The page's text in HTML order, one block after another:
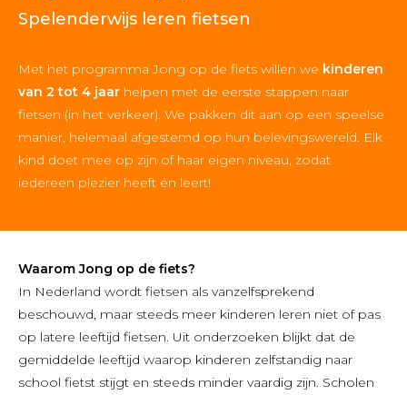
Spelenderwijs leren fietsen
Met het programma Jong op de fiets willen we kinderen
van 2 tot 4 jaar helpen met de eerste stappen naar
fietsen (in het verkeer). We pakken dit aan op een speelse
manier, helemaal afgestemd op hun belevingswereld. Elk
kind doet mee op zijn of haar eigen niveau, zodat
iedereen plezier heeft én leert!
Waarom Jong op de fiets?
In Nederland wordt fietsen als vanzelfsprekend
beschouwd, maar steeds meer kinderen leren niet of pas
op latere leeftijd fietsen. Uit onderzoeken blijkt dat de
gemiddelde leeftijd waarop kinderen zelfstandig naar
school fietst stijgt en steeds minder vaardig zijn. Scholen